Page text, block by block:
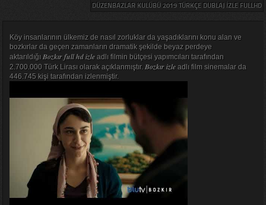
DÜZENBAZLAR KULÜBÜ 2019 TÜRKÇE DUBLAJ IZLE FULLHD
Köy insanlarının ülkemiz de nasıl zorluklar da yaşadıklarını konu alan ve
bozkırlar da geçen zamanların dramatik şekilde beyaz perdeye
aktarıldığı Bozkır full hd izleadlı filmin bütçesi yapımcıları tarafından
2.700.000 Türk Lirası olarak açıklanmıştır. Bozkır izleadlı film sinemalar da
446.745 kişi tarafından izlenmiştir.